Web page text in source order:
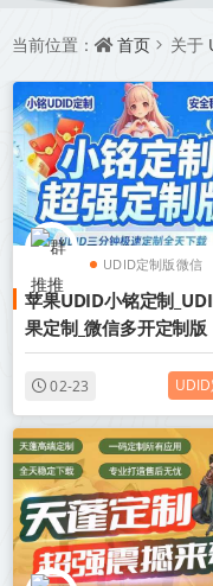
卡，无忧售后，
就
当前位置： 首页 关于
UDID定制版微信
苹果UDID定制
苹果UDID小铭定制
果定制_微信多开定制版
02-23